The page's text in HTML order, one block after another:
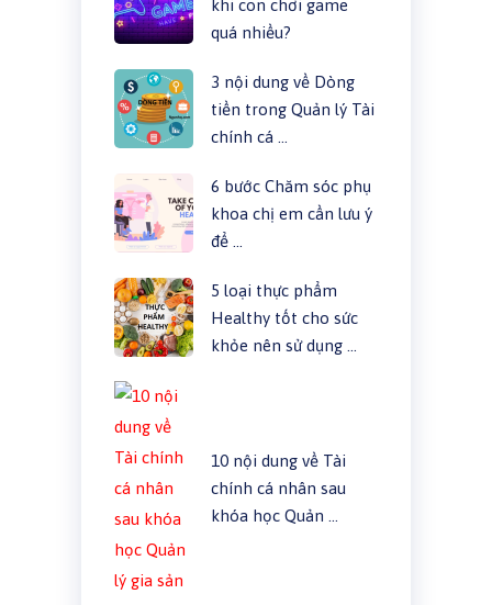
khi con chơi game
quá nhiều?
3 nội dung về Dòng
tiền trong Quản lý Tài
chính cá …
6 bước Chăm sóc phụ
khoa chị em cần lưu ý
để …
5 loại thực phẩm
Healthy tốt cho sức
khỏe nên sử dụng …
10 nội dung về Tài
chính cá nhân sau
khóa học Quản …